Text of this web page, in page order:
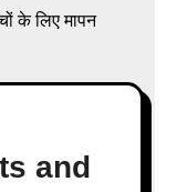
के लिए मापन
and